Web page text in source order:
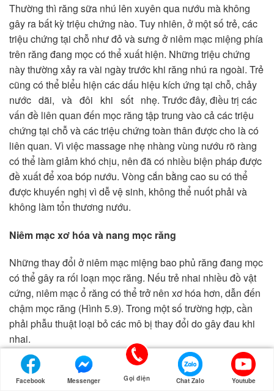
Thường thì răng sữa nhú lên xuyên qua nướu mà không
gây ra bất kỳ triệu chứng nào. Tuy nhiên, ở một số trẻ, các
triệu chứng tại chỗ như đỏ và sưng ở niêm mạc miệng phía
trên răng đang mọc có thể xuất hiện. Những triệu chứng
này thường xảy ra vài ngày trước khi răng nhú ra ngoài. Trẻ
cũng có thể biểu hiện các dấu hiệu kích ứng tại chỗ, chảy
nước dãi, và đôi khi sốt nhẹ. Trước đây, điều trị các
vấn đề liên quan đến mọc răng tập trung vào cả các triệu
chứng tại chỗ và các triệu chứng toàn thân được cho là có
liên quan. Vì việc massage nhẹ nhàng vùng nướu rõ ràng
có thể làm giảm khó chịu, nên đã có nhiều biện pháp được
đề xuất để xoa bóp nướu. Vòng cắn bằng cao su có thể
được khuyến nghị vì dễ vệ sinh, không thể nuốt phải và
không làm tổn thương nướu.
Niêm mạcxơ hóa và nang mọc răng
Những thay đổi ở niêm mạc miệng bao phủ răng đang mọc
có thể gây ra rối loạn mọc răng. Nếu trẻ nhai nhiều đồ vật
cứng, niêm mạc ổ răng có thể trở nên xơ hóa hơn, dẫn đến
chậm mọc răng (Hình 5.9). Trong một số trường hợp, cần
phải phẫu thuật loại bỏ các mô bị thay đổi do gây đau khi
nhai.
Facebook Messenger Gọi điện Chat Zalo Youtube